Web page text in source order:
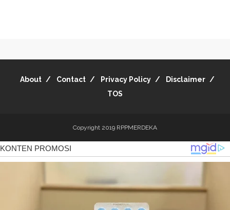
About Contact Privacy Policy
Disclaimer
TOS
Copyright 2019 RPPMERDEKA